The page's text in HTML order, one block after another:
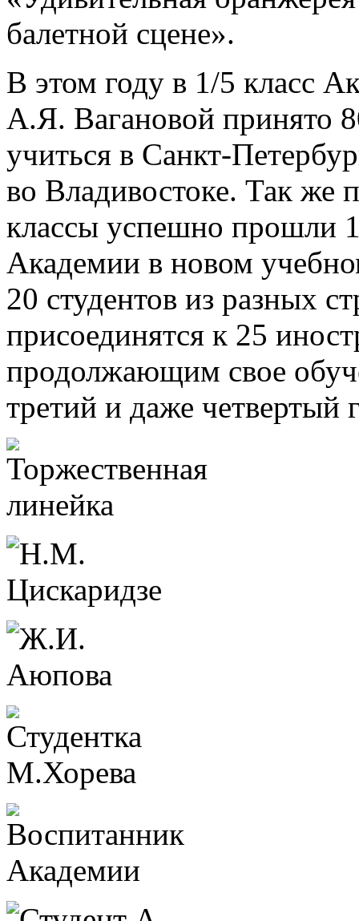
балетной сцене».
В этом году в 1/5 класс
А.Я. Вагановой принято
учиться в Санкт-
во Владивостоке. Так же
классы успешно прошли
Академии в новом
20 студентов из разных
присоединятся к 25
продолжающим свое
третий и даже четвертый